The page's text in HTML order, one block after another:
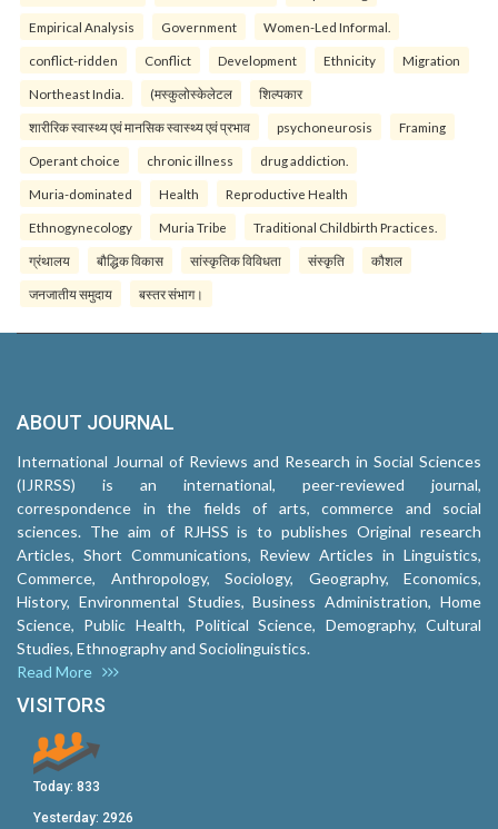
Empirical Analysis Government Women-Led Informal.
conflict-ridden Conflict Development Ethnicity Migration
Northeast India. (मस्कुलोस्केलेटल शिल्पकार
शारीरिक स्वास्थ्य एवं मानसिक स्वास्थ्य एवं प्रभाव psychoneurosis Framing
Operant choice chronic illness drug addiction.
Muria-dominated Health Reproductive Health
Ethnogynecology Muria Tribe Traditional Childbirth Practices.
ग्रंथालय बौद्धिक विकास सांस्कृतिक विविधता संस्कृति कौशल
जनजातीय समुदाय बस्तर संभाग।
ABOUT JOURNAL
International Journal of Reviews and Research in Social Sciences
(IJRRSS) is an international, peer-reviewed journal,
correspondence in the fields of arts, commerce and social
sciences. The aim of RJHSS is to publishes Original research
Articles, Short Communications, Review Articles in Linguistics,
Commerce, Anthropology, Sociology, Geography, Economics,
History, Environmental Studies, Business Administration, Home
Science, Public Health, Political Science, Demography, Cultural
Studies, Ethnography and Sociolinguistics.
Read More
VISITORS
Today: 833
Yesterday: 2926